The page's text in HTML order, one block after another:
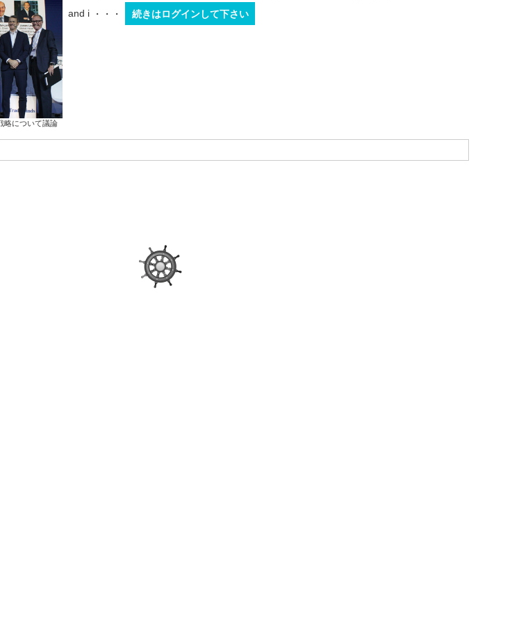
略について議論
and i
・・・ 続きはログインして下さい